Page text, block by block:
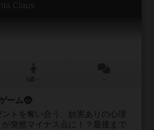
Claus
ーム🤶
トを奪い合う、妨害ありの心理
突然マイナス点に！？最後まで